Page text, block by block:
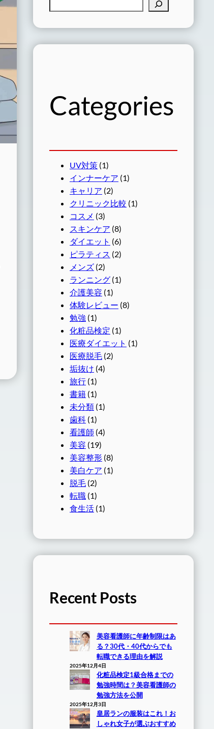
Categories
UV対策 (1)
インナーケア (1)
キャリア (2)
クリニック比較 (1)
コスメ (3)
スキンケア (8)
ダイエット (6)
ピラティス (2)
メンズ (2)
ランニング (1)
介護美容 (1)
体験レビュー (8)
勉強 (1)
化粧品検定 (1)
医療ダイエット (1)
医療脱毛 (2)
垢抜け (4)
旅行 (1)
書籍 (1)
未分類 (1)
歯科 (1)
看護師 (4)
美容 (19)
美容整形 (8)
美白ケア (1)
脱毛 (2)
転職 (1)
食生活 (1)
Recent Posts
美容看護師に年齢制限はあ
る？30代・40代からでも
転職できる理由を解説
2025年12月4日
化粧品検定1級合格までの
勉強時間は？美容看護師の
勉強方法を公開
2025年12月3日
皇居ランの服装はこれ！お
しゃれ女子が選ぶおすすめ